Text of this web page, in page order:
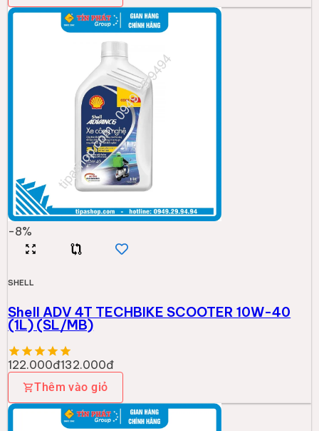
-8%
SHELL
Shell ADV 4T TECHBIKE SCOOTER 10W-40
(1L) (SL/MB)
122.000đ132.000đ
Thêm vào giỏ